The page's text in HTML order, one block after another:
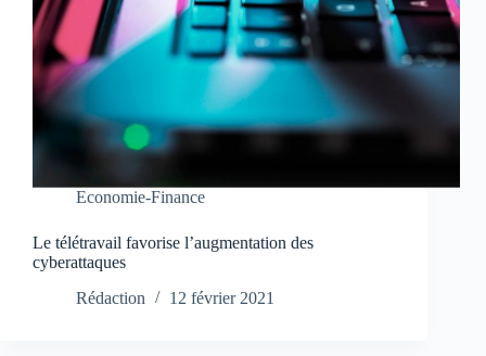
Economie-Finance
Le télétravail favorise l’augmentation des
cyberattaques
Rédaction
12 février 2021